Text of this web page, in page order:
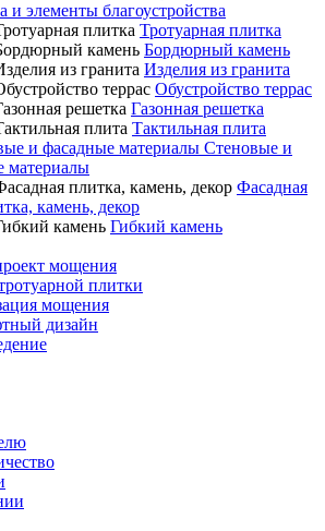
и элементы благоустройства
Тротуарная плитка
Бордюрный камень
Изделия из гранита
Обустройство террас
Газонная решетка
Тактильная плита
Стеновые и
материалы
Фасадная
камень, декор
Гибкий камень
мощения
плитки
мощения
дизайн